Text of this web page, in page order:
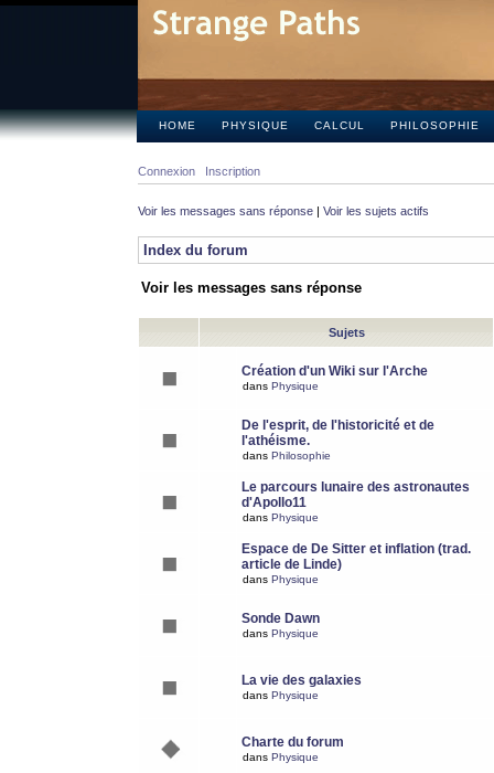
HOME PHYSIQUE CALCUL PHILOSOPHIE
Connexion Inscription
Voir les messages sans réponse | Voir les sujets actifs
Index du forum
Voir les messages sans réponse
Sujets
Création d'un Wiki sur l'Arche
dans Physique
De l'esprit, de l'historicité et de
l'athéisme.
dans Philosophie
Le parcours lunaire des astronautes
d'Apollo11
dans Physique
Espace de De Sitter et inflation (trad.
article de Linde)
dans Physique
Sonde Dawn
dans Physique
La vie des galaxies
dans Physique
Charte du forum
dans Physique